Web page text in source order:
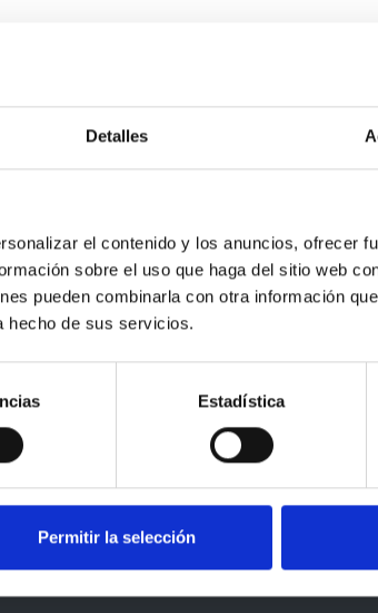
Detalles
el contenido y los anuncios, ofrecer
sobre el uso que haga del sitio web
pueden combinarla con otra información
hecho de sus servicios.
Estadística
Permitir la selección
que, además de los dos años de garantía
que puede haber dañado tu compra,
para que lo solucionemos cuanto antes.
sido manipulados, mal usados o tengan un
servicio de postventa personalizado
a través
haya pasado el tiempo. Nos dudes en
sobre tu compra.